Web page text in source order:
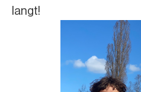
langt!